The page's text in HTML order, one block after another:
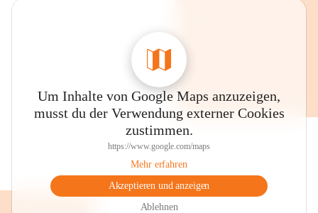
Um Inhalte von Google Maps anzuzeigen,
musst du der Verwendung externer Cookies
zustimmen.
https://www.google.com/maps
Mehr erfahren
Akzeptieren und anzeigen
Ablehnen